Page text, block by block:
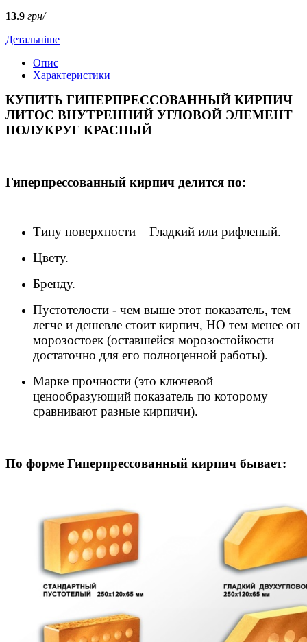
13.9 грн/
Детальніше
Опис
Характеристики
КУПИТЬ ГИПЕРПРЕССОВАННЫЙ КИРПИЧ
ЛИТОС ВНУТРЕННИЙ УГЛОВОЙ ЭЛЕМЕНТ
ПОЛУКРУГ КРАСНЫЙ
Гиперпрессованный кирпич делится по:
Типу поверхности – Гладкий или рифленый.
Цвету.
Бренду.
Пустотелости - чем выше этот показатель, тем
легче и дешевле стоит кирпич, НО тем менее он
морозостоек (оставшейся морозостойкости
достаточно для его полноценной работы).
Марке прочности (это ключевой
ценообразующий показатель по которому
сравнивают разные кирпичи).
По форме Гиперпрессованный кирпич бывает: